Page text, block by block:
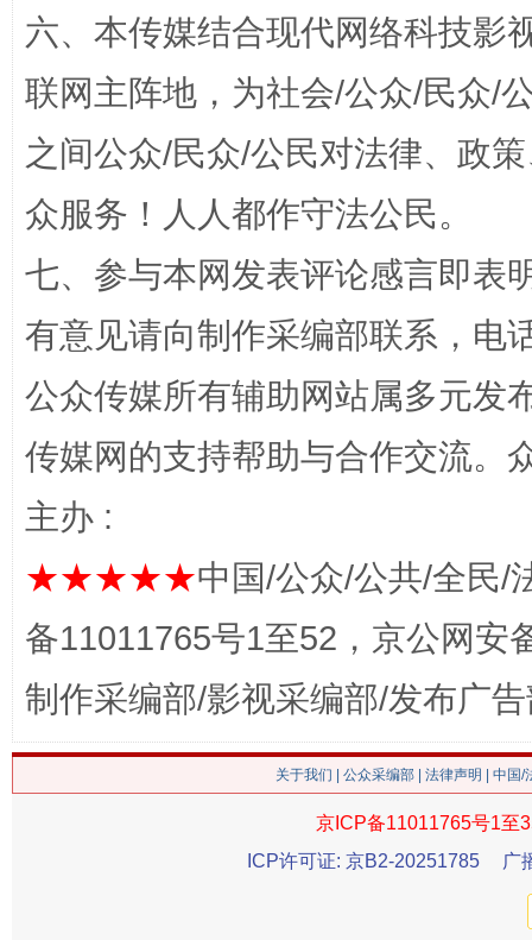
招工难、用工荒背后
谢
六、本传媒结合现代网络科技影
联网主阵地，为社会/公众/民众/
之间公众/民众/公民对法律、政
众服务！人人都作守法公民。
七、参与本网发表评论感言即表
有意见请向制作采编部联系，电
公众传媒所有辅助网站属多元发
传媒网的支持帮助与合作交流。
主办 :
★★★★★中国/公众/公共/全民/
备11011765号1至52，京公网安
制作采编部/影视采编部/发布广
关于我们 公众采编部 法律声明 | 中国
京ICP备11011765号1至
ICP许可证: 京B2-20251785
广